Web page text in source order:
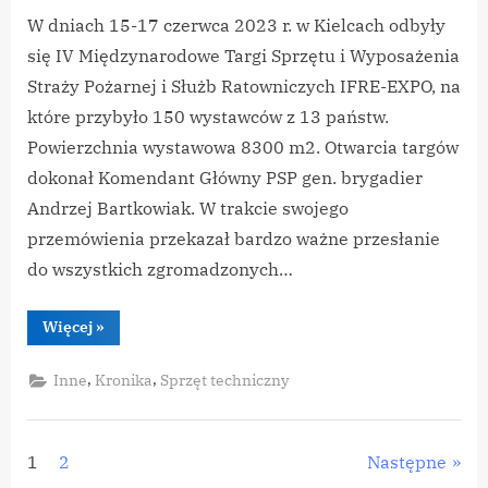
W dniach 15-17 czerwca 2023 r. w Kielcach odbyły
się IV Międzynarodowe Targi Sprzętu i Wyposażenia
Straży Pożarnej i Służb Ratowniczych IFRE-EXPO, na
które przybyło 150 wystawców z 13 państw.
Powierzchnia wystawowa 8300 m2. Otwarcia targów
dokonał Komendant Główny PSP gen. brygadier
Andrzej Bartkowiak. W trakcie swojego
przemówienia przekazał bardzo ważne przesłanie
do wszystkich zgromadzonych…
Więcej“IV
Międzynarodowe
Sprzętu
i
Straży
»
Inne,Kronika, Sprzęt techniczny
Stronicowanie
1 2 Następne